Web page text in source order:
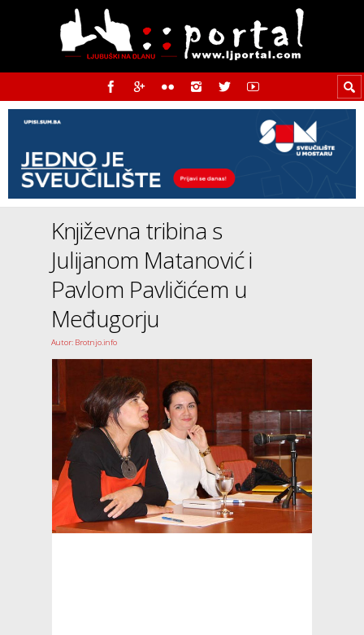
Književna tribina s
Julijanom Matanović i
Pavlom Pavličićem u
Međugorju
Autor: Brotnjo.info